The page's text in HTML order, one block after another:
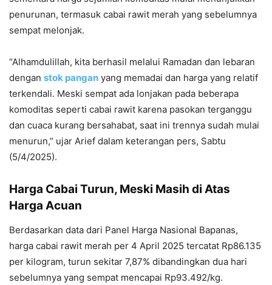
penurunan, termasuk cabai rawit merah yang sebelumnya
sempat melonjak.
“Alhamdulillah, kita berhasil melalui Ramadan dan lebaran
dengan stok pangan yang memadai dan harga yang relatif
terkendali. Meski sempat ada lonjakan pada beberapa
komoditas seperti cabai rawit karena pasokan terganggu
dan cuaca kurang bersahabat, saat ini trennya sudah mulai
menurun,” ujar Arief dalam keterangan pers, Sabtu
(5/4/2025).
Harga Cabai Turun, Meski Masih di Atas
Harga Acuan
Berdasarkan data dari Panel Harga Nasional Bapanas,
harga cabai rawit merah per 4 April 2025 tercatat Rp86.135
per kilogram, turun sekitar 7,87% dibandingkan dua hari
sebelumnya yang sempat mencapai Rp93.492/kg.